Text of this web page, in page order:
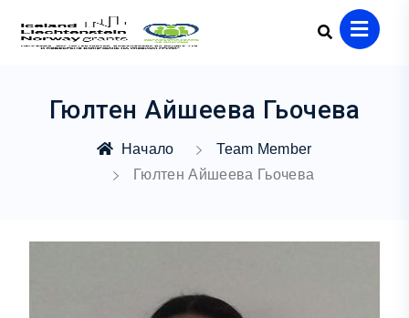
Гюлтен Айшеева Гьочева
Начало
Team Member
Гюлтен Айшеева Гьочева